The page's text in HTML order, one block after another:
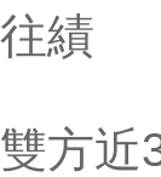
往績
雙方近